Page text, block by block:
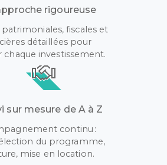
rigoureuse
patrimoniales, fiscales et
détaillées pour
chaque investissement.
sur mesure de A à Z
continu :
du programme,
mise en location.